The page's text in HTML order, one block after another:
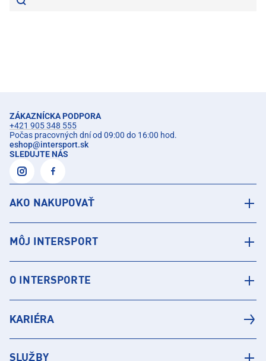
ZÁKAZNÍCKA PODPORA
+421 905 348 555
Počas pracovných dní od 09:00 do 16:00 hod.
eshop@intersport.sk
SLEDUJTE NÁS
AKO NAKUPOVAŤ
MÔJ INTERSPORT
O INTERSPORTE
KARIÉRA
SLUŽBY